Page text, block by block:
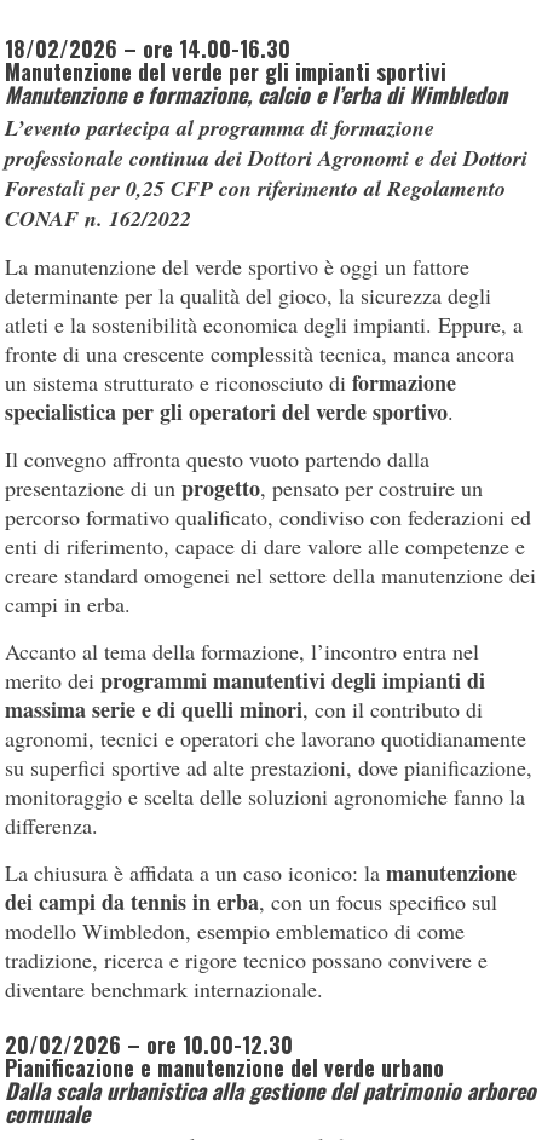
18/02/2026 – ore 14.00-16.30
Manutenzione del verde per gli impianti sportivi
Manutenzione e formazione, calcio e l’erba di Wimbledon
L’evento partecipa al programma di formazione
professionale continua dei Dottori Agronomi e dei Dottori
Forestali per 0,25 CFP con riferimento al Regolamento
CONAF n. 162/2022
La manutenzione del verde sportivo è oggi un fattore
determinante per la qualità del gioco, la sicurezza degli
atleti e la sostenibilità economica degli impianti. Eppure, a
fronte di una crescente complessità tecnica, manca ancora
un sistema strutturato e riconosciuto diformazione
specialistica per gli operatori del verde sportivo.
Il convegno affronta questo vuoto partendo dalla
presentazione di unprogetto, pensato per costruire un
percorso formativo qualificato, condiviso con federazioni ed
enti di riferimento, capace di dare valore alle competenze e
creare standard omogenei nel settore della manutenzione dei
campi in erba.
Accanto al tema della formazione, l’incontro entra nel
merito deiprogrammi manutentivi degli impianti di
massima serie e di quelli minori, con il contributo di
agronomi, tecnici e operatori che lavorano quotidianamente
su superfici sportive ad alte prestazioni, dove pianificazione,
monitoraggio e scelta delle soluzioni agronomiche fanno la
differenza.
La chiusura è affidata a un caso iconico: lamanutenzione
dei campi da tennis in erba, con un focus specifico sul
modello Wimbledon, esempio emblematico di come
tradizione, ricerca e rigore tecnico possano convivere e
diventare benchmark internazionale.
20/02/2026 – ore 10.00-12.30
Pianificazione e manutenzione del verde urbano
Dalla scala urbanistica alla gestione del patrimonio arboreo
comunale